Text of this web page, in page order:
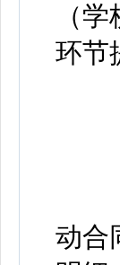
（
环节
（
（
动合